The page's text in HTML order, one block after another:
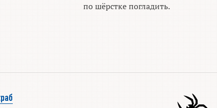
по шёрстке погладить.